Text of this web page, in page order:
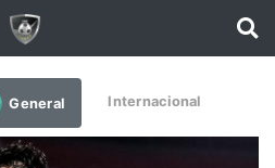
General Internacional